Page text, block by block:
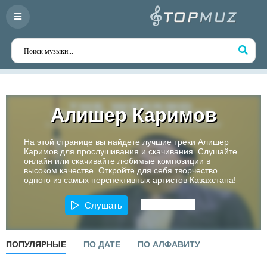
Алишер Каримов
На этой странице вы найдете лучшие треки Алишер
Каримов для прослушивания и скачивания. Слушайте
онлайн или скачивайте любимые композиции в
высоком качестве. Откройте для себя творчество
одного из самых перспективных артистов Казахстана!
Слушать
ПОПУЛЯРНЫЕ ПО ДАТЕ ПО АЛФАВИТУ